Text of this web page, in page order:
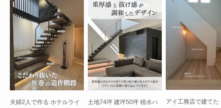
夫婦2人で作る ホテルライ
土地74坪 建坪50坪 積水ハ
アイ工務店で建てた